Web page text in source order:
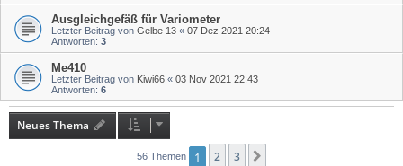
Ausgleichgefäß für Variometer
Letzter Beitrag von Gelbe 13 « 07 Dez 2021 20:24
Antworten: 3
Me410
Letzter Beitrag von Kiwi66 « 03 Nov 2021 22:43
Antworten: 6
Neues Thema
56 Themen 1 2 3